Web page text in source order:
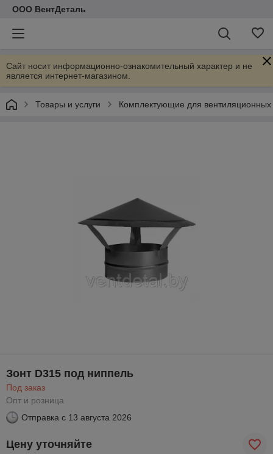
ООО ВентДеталь
Сайт носит информационно-ознакомительный характер и не
является интернет-магазином.
Товары и услуги Комплектующие для вентиляционных
Зонт D315 под ниппель
Под заказ
Опт и розница
Отправка с 13 августа 2026
Цену уточняйте